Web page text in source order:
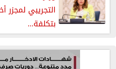
التجريبي
بتكلفة...